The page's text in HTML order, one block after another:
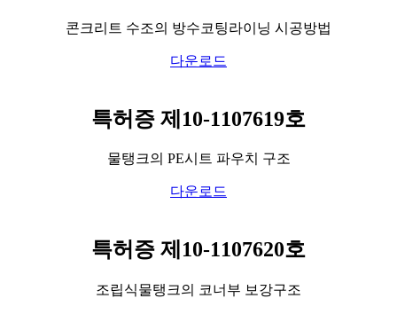
콘크리트 수조의 방수코팅라이닝 시공방법
다운로드
특허증 제10-1107619호
물탱크의 PE시트 파우치 구조
다운로드
특허증 제10-1107620호
조립식물탱크의 코너부 보강구조